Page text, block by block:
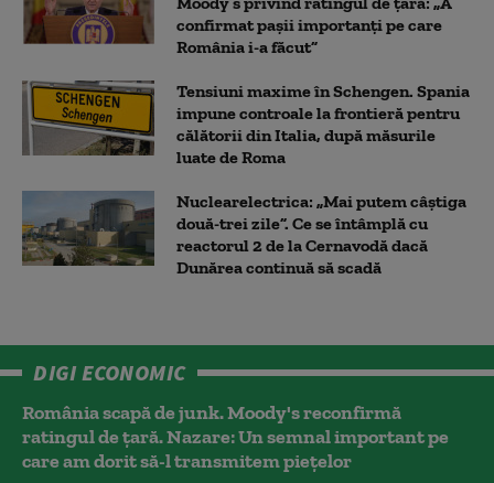
confirmat pașii importanți pe care
România i-a făcut”
Tensiuni maxime în Schengen. Spania
impune controale la frontieră pentru
călătorii din Italia, după măsurile
luate de Roma
Nuclearelectrica: „Mai putem câștiga
două-trei zile”. Ce se întâmplă cu
reactorul 2 de la Cernavodă dacă
Dunărea continuă să scadă
DIGI ECONOMIC
România scapă de junk. Moody's reconfirmă
ratingul de țară. Nazare: Un semnal important pe
care am dorit să-l transmitem piețelor